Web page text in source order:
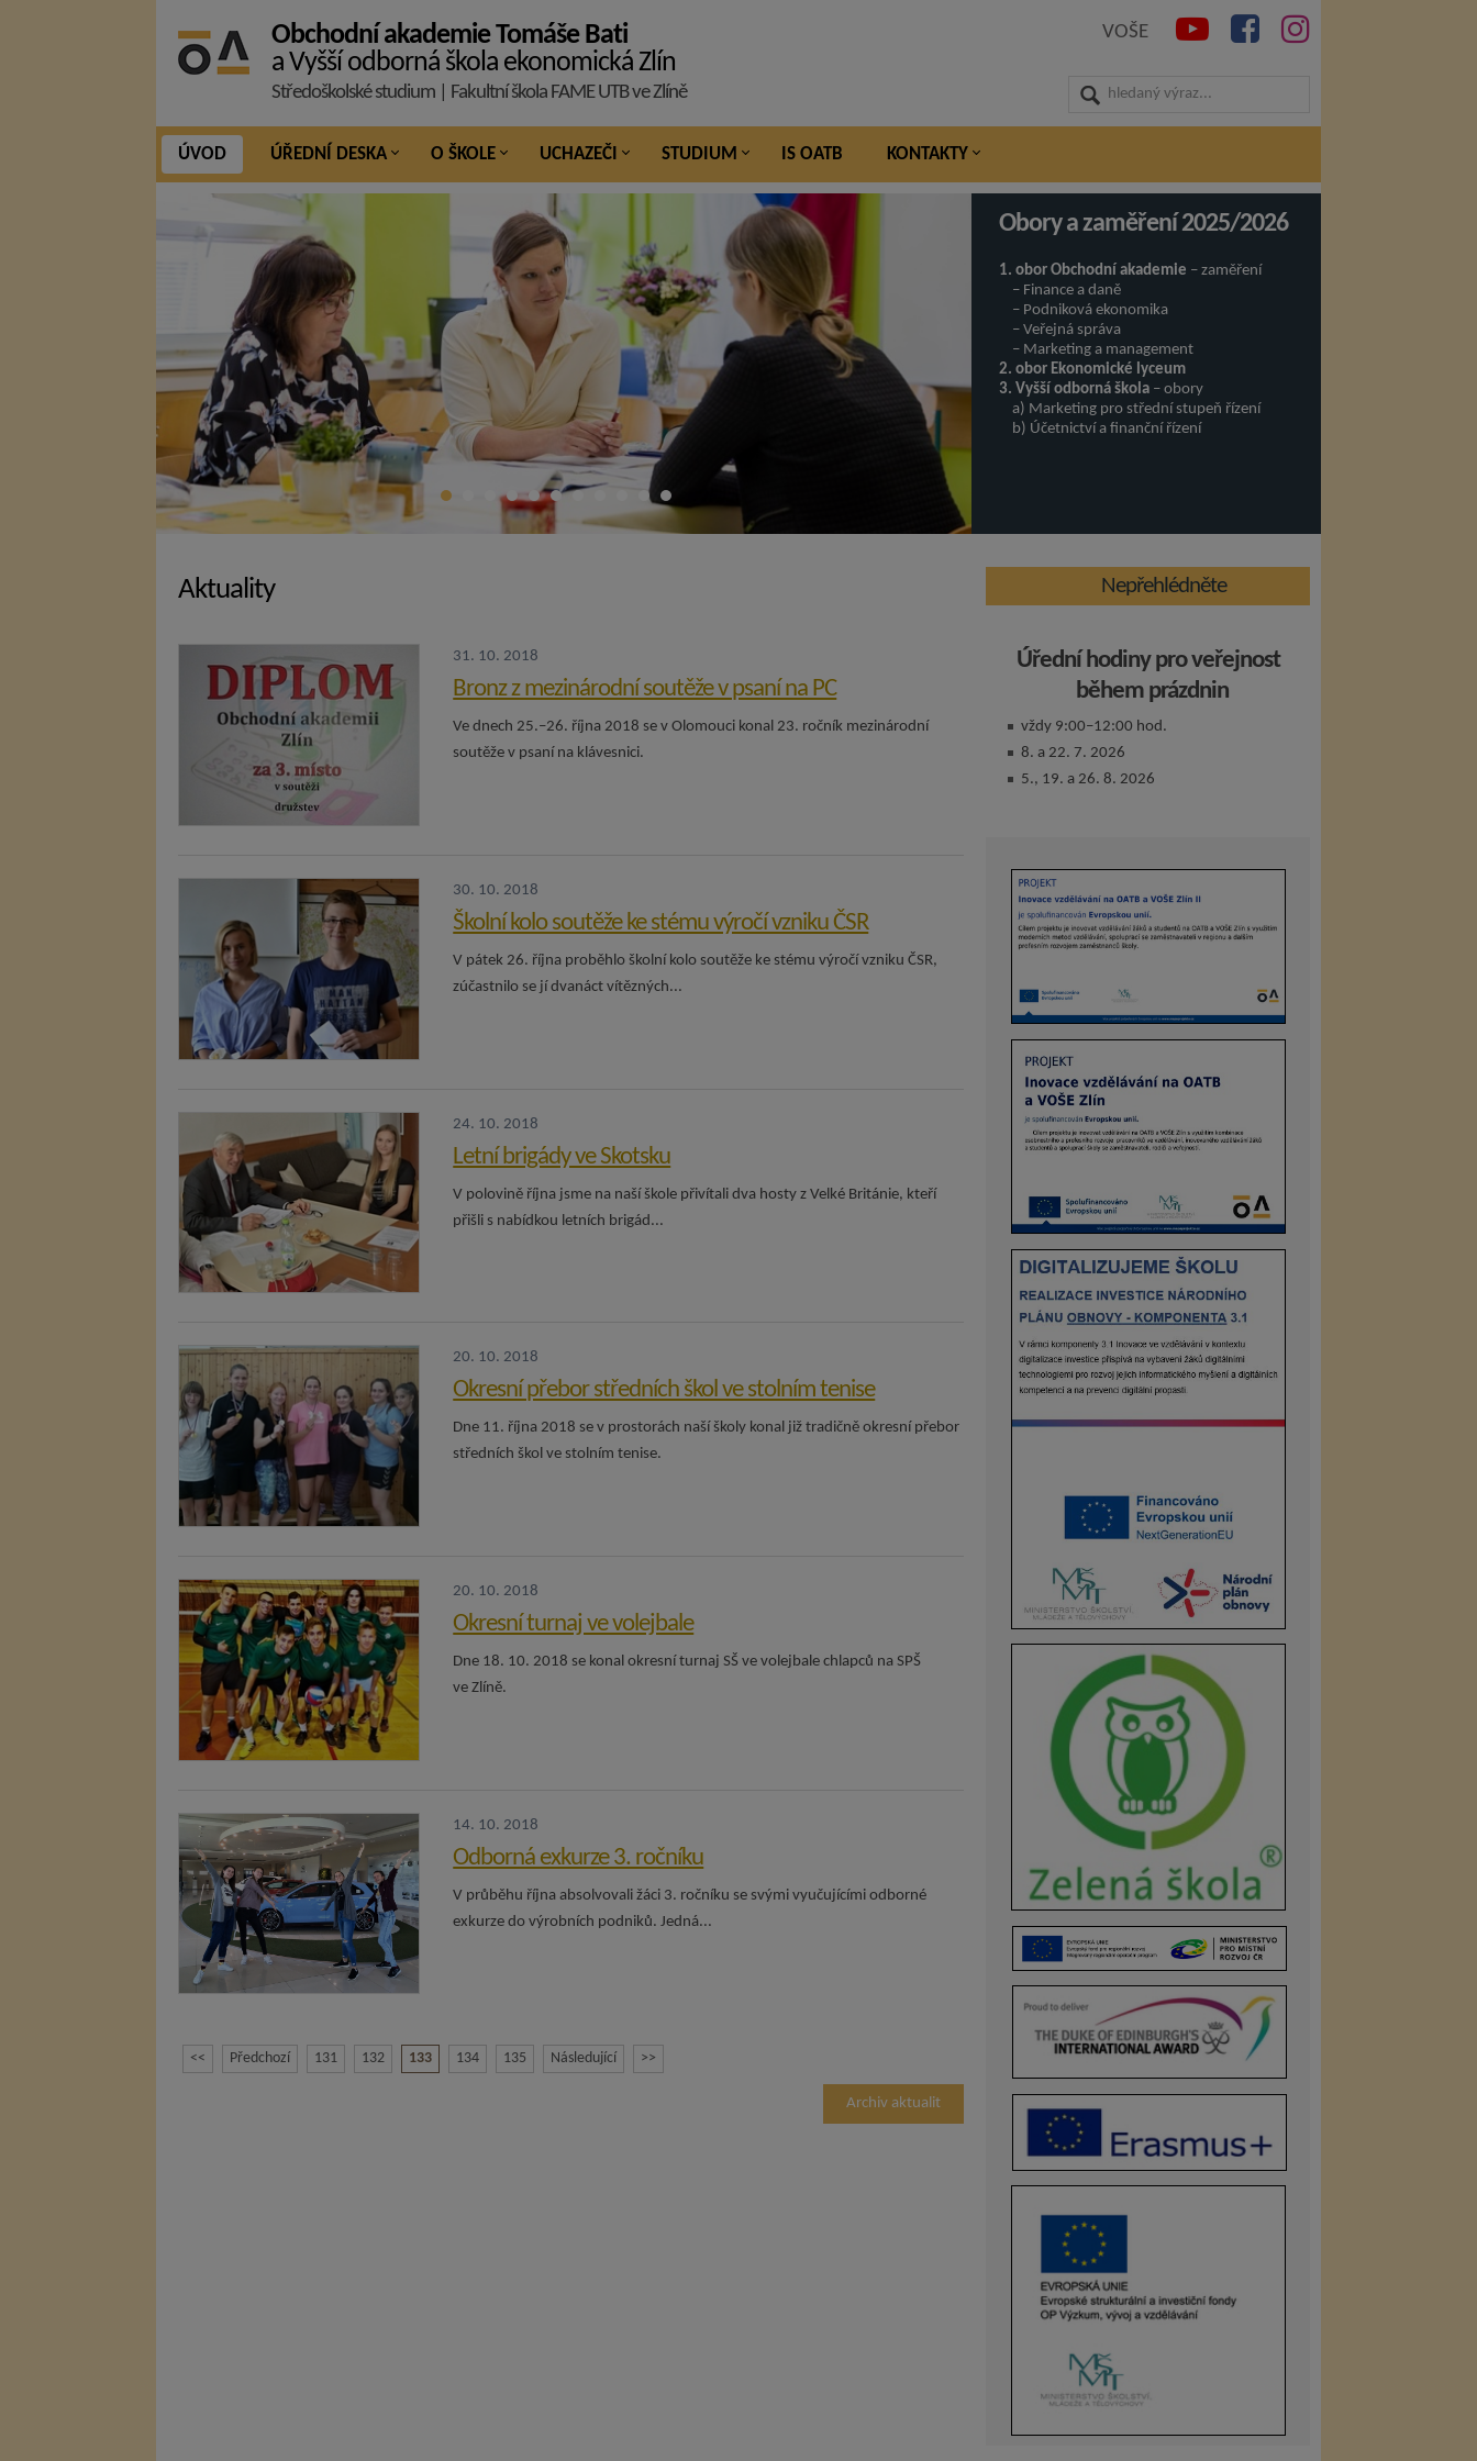
Obchodní akademie Tomáše Bati
a Vyšší odborná škola ekonomická Zlín
Středoškolské studium | Fakultní škola FAME UTB ve Zlíně
VOŠE
ÚVOD ÚŘEDNÍ DESKA O ŠKOLE UCHAZEČI STUDIUM IS OATB KONTAKTY
Obory a zaměření 2025/2026
1. obor Obchodní akademie – zaměření
– Finance a daně
– Podniková ekonomika
– Veřejná správa
– Marketing a management
2. obor Ekonomické lyceum
3. Vyšší odborná škola – obory
a) Marketing pro střední stupeň řízení
b) Účetnictví a finanční řízení
Nepřehlédněte
Úřední hodiny pro veřejnost
během prázdnin
vždy 9:00–12:00 hod.
8. a 22. 7. 2026
5., 19. a 26. 8. 2026
Aktuality
31. 10. 2018
Bronz z mezinárodní soutěže v psaní na PC
Ve dnech 25.–26. října 2018 se v Olomouci konal 23. ročník mezinárodní
soutěže v psaní na klávesnici.
30. 10. 2018
Školní kolo soutěže ke stému výročí vzniku ČSR
V pátek 26. října proběhlo školní kolo soutěže ke stému výročí vzniku ČSR,
zúčastnilo se jí dvanáct vítězných...
24. 10. 2018
Letní brigády ve Skotsku
V polovině října jsme na naší škole přivítali dva hosty z Velké Británie, kteří
přišli s nabídkou letních brigád...
20. 10. 2018
Okresní přebor středních škol ve stolním tenise
Dne 11. října 2018 se v prostorách naší školy konal již tradičně okresní přebor
středních škol ve stolním tenise.
20. 10. 2018
Okresní turnaj ve volejbale
Dne 18. 10. 2018 se konal okresní turnaj SŠ ve volejbale chlapců na SPŠ
ve Zlíně.
14. 10. 2018
Odborná exkurze 3. ročníku
V průběhu října absolvovali žáci 3. ročníku se svými vyučujícími odborné
exkurze do výrobních podniků. Jedná...
<< Předchozí 131 132 133 134 135 Následující >>
Archiv aktualit